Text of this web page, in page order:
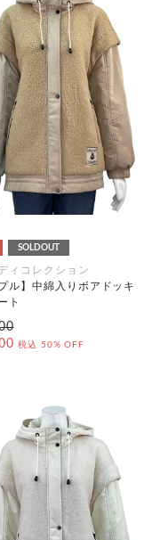
SOLDOUT
ィコレクション
ル】中綿入りボアドッキ
ト
税込 50% OFF